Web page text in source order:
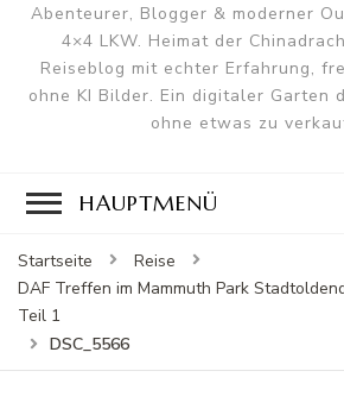
Abenteurer, Blogger & moderner
4×4 LKW. Heimat der
Reiseblog mit echter Erfahrung,
ohne KI Bilder. Ein digitaler Garten
ohne etwas zu
HAUPTMENÜ
Startseite
Reise
DAF Treffen im Mammuth Park
Teil 1
DSC_5566